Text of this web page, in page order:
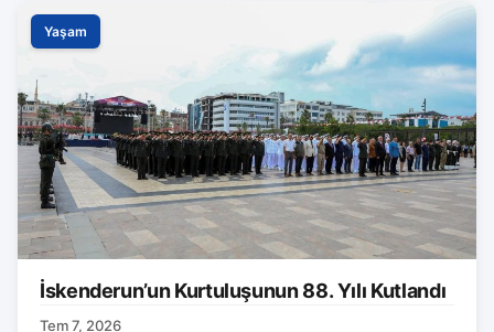
Yaşam
İskenderun’un Kurtuluşunun 88. Yılı Kutlandı
Tem 7, 2026